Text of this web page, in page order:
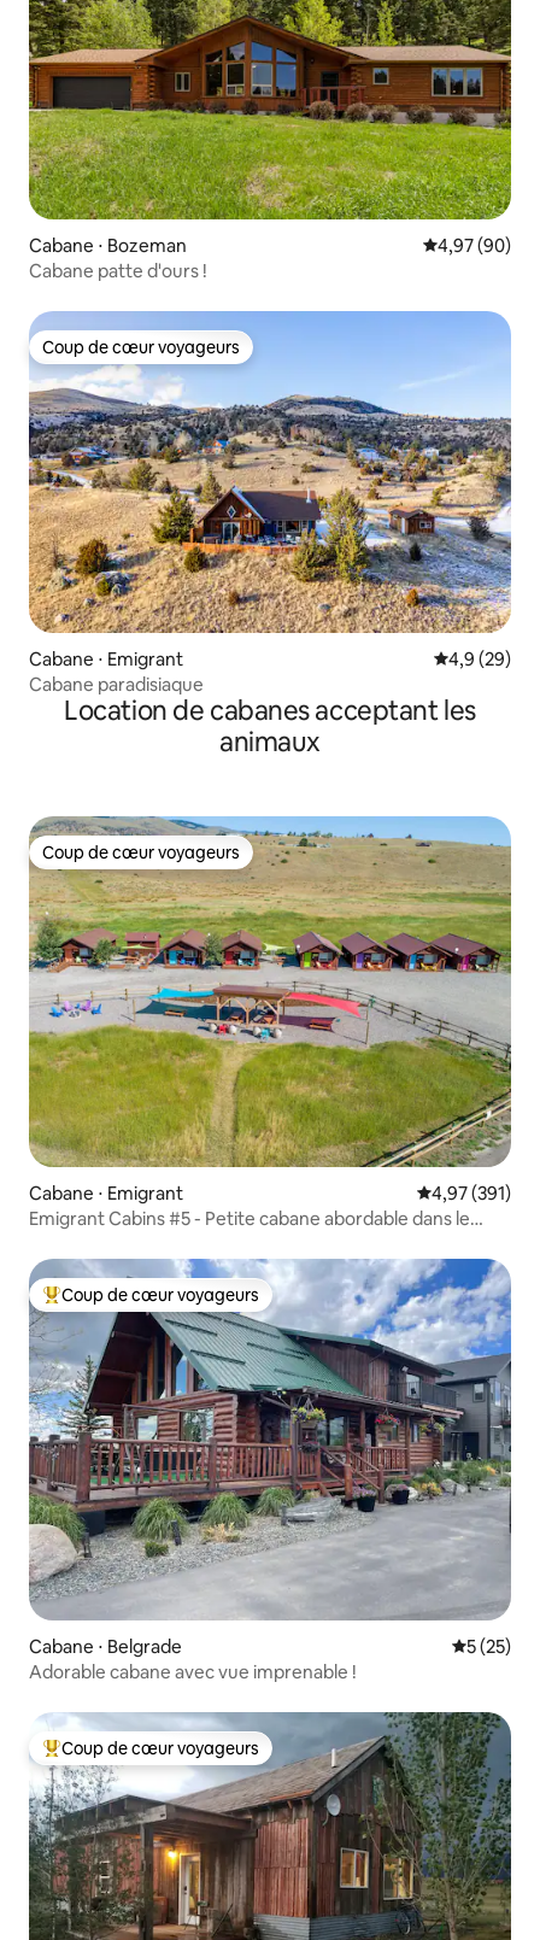
Cabane ⋅ Bozeman Évaluation
4,97 (90)
Cabane patte d'ours !
Coup de cœur voyageurs
Coup de cœur voyageurs
Cabane ⋅ Emigrant Évaluation
4,9 (29)
Cabane paradisiaque
Location de cabanes acceptant les
animaux
Coup de cœur voyageurs
Coup de cœur voyageurs
Cabane ⋅ Emigrant Évaluation
4,97 (391)
Emigrant Cabins #5 - Petite cabane abordable dans le
Coups de cœur voyageurs les plus appréciés
Coup de cœur voyageurs
Cabane ⋅ Belgrade
5 (25)
Adorable cabane avec vue imprenable !
Coups de cœur voyageurs les plus appréciés
Coup de cœur voyageurs